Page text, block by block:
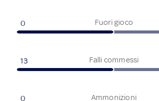
Fuori gioco
0
Falli commessi
13
Ammonizioni
0